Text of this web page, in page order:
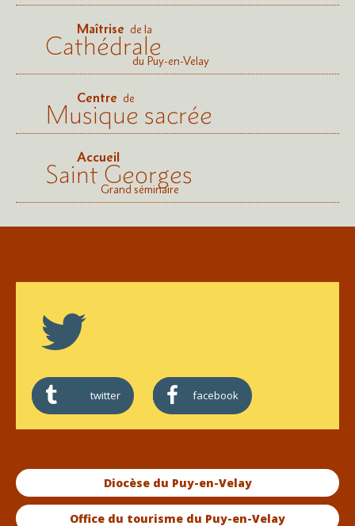
Maîtrise de la
Cathédraledu Puy-en-Velay
Centre de
Musique sacrée
Accueil
Saint Georges
Grand séminaire
twitter facebook
Diocèse du Puy-en-Velay
Office du tourisme du Puy-en-Velay